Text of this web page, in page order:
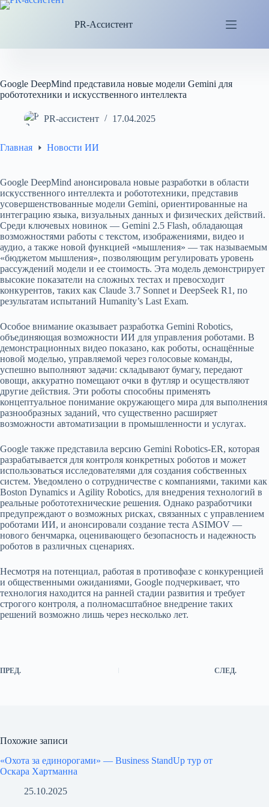
Перейти
PR-Ассистент
Google DeepMind представила новые модели Gemini для
робототехники и искусственного интеллекта
PR-ассистент 17.04.2025
Главная Новости ИИ
Google DeepMind анонсировала новые разработки в области
искусственного интеллекта и робототехники, представив
усовершенствованные модели Gemini, ориентированные на
интеграцию языка, визуальных данных и физических действий.
Среди ключевых новинок — Gemini 2.5 Flash, обладающая
возможностями работы с текстом, изображениями, видео и
аудио, а также новой функцией «мышления» — так называемым
«бюджетом мышления», позволяющим регулировать уровень
рассуждений модели и ее стоимость. Эта модель демонстрирует
высокие показатели на сложных тестах и превосходит
конкурентов, таких как Claude 3.7 Sonnet и DeepSeek R1, по
результатам испытаний Humanity’s Last Exam.
Особое внимание оказывает разработка Gemini Robotics,
объединяющая возможности ИИ для управления роботами. В
демонстрационных видео показано, как роботы, оснащённые
новой моделью, управляемой через голосовые команды,
успешно выполняют задачи: складывают бумагу, передают
овощи, аккуратно помещают очки в футляр и осуществляют
другие действия. Эти роботы способны применять
концептуальное понимание окружающего мира для выполнения
разнообразных заданий, что существенно расширяет
возможности автоматизации в промышленности и услугах.
Google также представила версию Gemini Robotics-ER, которая
разрабатывается для контроля конкретных роботов и может
использоваться исследователями для создания собственных
систем. Уведомлено о сотрудничестве с компаниями, такими как
Boston Dynamics и Agility Robotics, для внедрения технологий в
реальные робототехнические решения. Однако разработчики
предупреждают о возможных рисках, связанных с управлением
роботами ИИ, и анонсировали создание теста ASIMOV —
нового бенчмарка, оценивающего безопасность и надежность
роботов в различных сценариях.
Несмотря на потенциал, работая в противофазе с конкуренцией
и общественными ожиданиями, Google подчеркивает, что
технология находится на ранней стадии развития и требует
строгого контроля, а полномасштабное внедрение таких
решений возможно лишь через несколько лет.
ПРЕД. СЛЕД.
Похожие записи
«Охота за единорогами» — Business StandUp тур от
Оскара Хартманна
25.10.2025